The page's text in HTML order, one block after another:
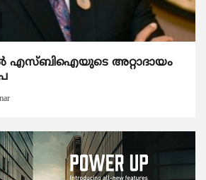
എസ്ബിഐയുടെ അറ്റാദായം